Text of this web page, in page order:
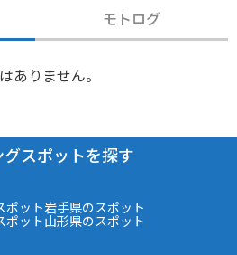
モトログ
ありません。
スポットを探す
ポット岩手県のスポット
ポット山形県のスポット